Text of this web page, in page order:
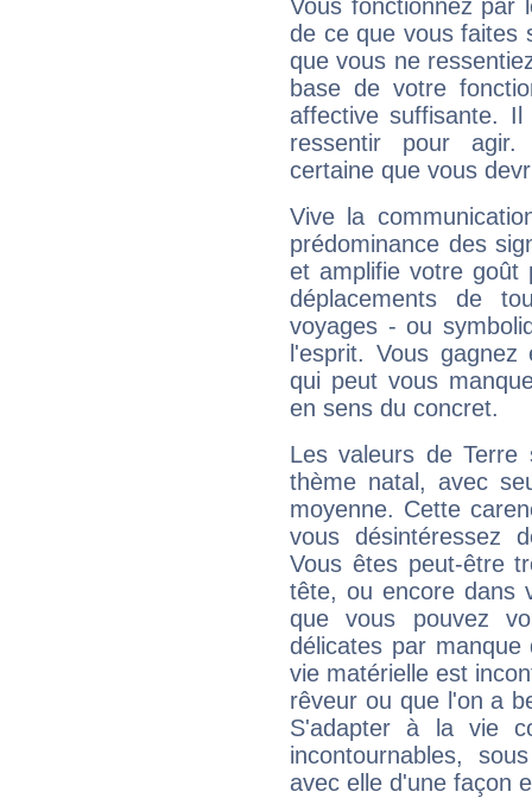
Vous fonctionnez
de ce que vous faites
que vous ne
base de votre
affective suffisante.
ressentir pour agir.
certaine que vous
Vive la
prédominance des
et amplifie votre goût
déplacements de
voyages - ou
l'esprit. Vous
qui peut vous
en sens du concret.
Les valeurs de Terre
thème natal, avec
moyenne. Cette
vous désintéressez
Vous êtes peut-être
tête, ou encore dans
que vous pouvez
délicates par
vie matérielle est
rêveur ou que l'on a
S'adapter à la vie
incontournables,
avec elle d'une façon